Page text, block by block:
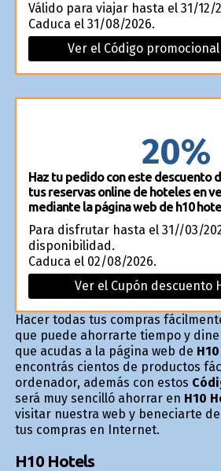
Válido para viajar hasta el 31/12/
Caduca el 31/08/2026.
Ver el Código promocional
20%
Haz tu pedido con este descuento
tus reservas online de hoteles en
mediante la página web de h10
Para disfrutar hasta el 31//03/
disponibilidad.
Caduca el 02/08/2026.
Ver el Cupón descuento
Hacer todas tus compras
que puede ahorrarte tiempo y
que acudas a la página web de
encontrás cientos de productos
ordenador, además con estos
será muy sencilló ahorrar en H10
visitar nuestra web y beneficiarte
tus compras en Internet.
H10 Hotels